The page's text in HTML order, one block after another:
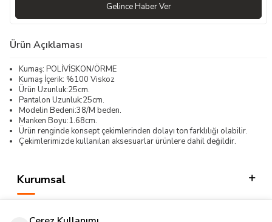
Gelince Haber Ver
Ürün Açıklaması
Kumaş: POLİVİSKON/ÖRME
Kumaş İçerik: %100 Viskoz
Ürün Uzunluk:25cm.
Pantalon Uzunluk:25cm.
Modelin Bedeni:38/M beden.
Manken Boyu:1.68cm.
Ürün renginde konsept çekimlerinden dolayı ton farklılığı olabilir.
Çekimlerimizde kullanılan aksesuarlar ürünlere dahil değildir.
Kurumsal